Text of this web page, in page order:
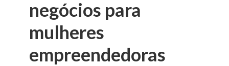
negócios para
mulheres
empreendedoras